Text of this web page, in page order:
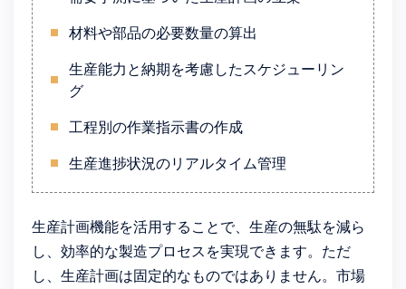
材料や部品の必要数量の算出
生産能力と納期を考慮したスケジューリン
グ
工程別の作業指示書の作成
生産進捗状況のリアルタイム管理
生産計画機能を活用することで、生産の無駄を減ら
し、効率的な製造プロセスを実現できます。ただ
し、生産計画は固定的なものではありません。市場